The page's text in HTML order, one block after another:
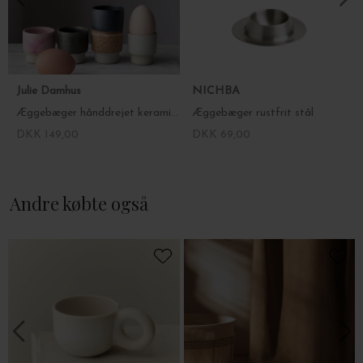
Julie Damhus
Æggebæger hånddrejet keramik Oda - fl. farver
NICHBA
Æggebæger rustfrit stål
Andre købte også